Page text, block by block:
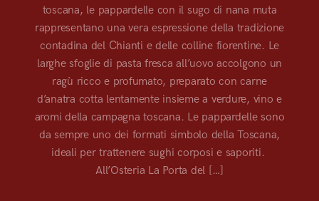
toscana, le pappardelle con il sugo di nana muta
rappresentano una vera espressione della tradizione
contadina del Chianti e delle colline fiorentine. Le
larghe sfoglie di pasta fresca all’uovo accolgono un
ragù ricco e profumato, preparato con carne
d’anatra cotta lentamente insieme a verdure, vino e
aromi della campagna toscana. Le pappardelle sono
da sempre uno dei formati simbolo della Toscana,
ideali per trattenere sughi corposi e saporiti.
All’Osteria La Porta del […]